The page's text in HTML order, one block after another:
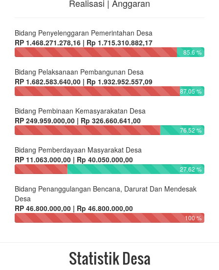
Realisasi | Anggaran
Bidang Penyelenggaran Pemerintahan Desa
RP 1.468.271.278,16 | Rp 1.715.310.882,17
85.6 %
Bidang Pelaksanaan Pembangunan Desa
RP 1.682.583.640,00 | Rp 1.932.952.557,09
87.05 %
Bidang Pembinaan Kemasyarakatan Desa
RP 249.959.000,00 | Rp 326.660.641,00
76.52 %
Bidang Pemberdayaan Masyarakat Desa
RP 11.063.000,00 | Rp 40.050.000,00
27.62 %
Bidang Penanggulangan Bencana, Darurat Dan Mendesak
Desa
RP 46.800.000,00 | Rp 46.800.000,00
100 %
Statistik Desa